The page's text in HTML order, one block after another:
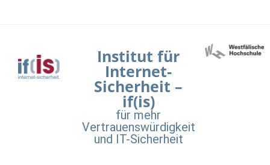
Institut für
Internet-
Sicherheit –
if(is)
für mehr
Vertrauenswürdigkeit
und IT-Sicherheit